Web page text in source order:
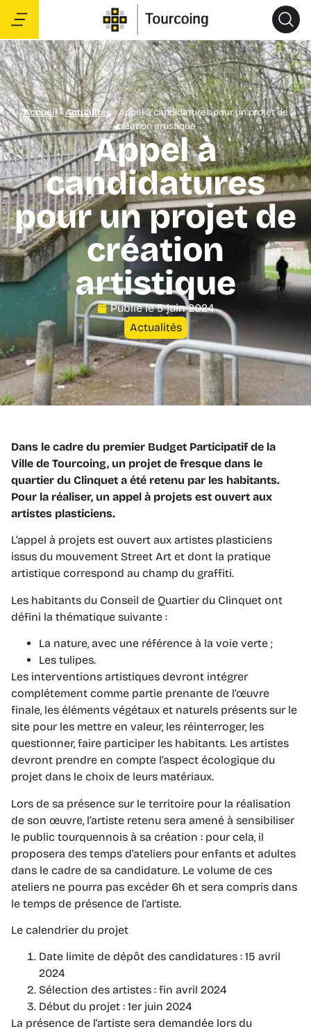
Accueil»Actualités»Appel à candidatures pour un projet de
création artistique
Appel à
candidatures
pour un projet de
création
artistique
Publié le5 juin 2024
Actualités
Dans le cadre du premier Budget Participatif de la
Ville de Tourcoing, un projet de fresque dans le
quartier du Clinquet a été retenu par les habitants.
Pour la réaliser, un appel à projets est ouvert aux
artistes plasticiens.
L’appel à projets est ouvert aux artistes plasticiens
issus du mouvement Street Art et dont la pratique
artistique correspond au champ du graffiti.
Les habitants du Conseil de Quartier du Clinquet ont
défini la thématique suivante :
La nature, avec une référence à la voie verte ;
Les tulipes.
Les interventions artistiques devront intégrer
complétement comme partie prenante de l’œuvre
finale, les éléments végétaux et naturels présents sur le
site pour les mettre en valeur, les réinterroger, les
questionner, faire participer les habitants. Les artistes
devront prendre en compte l’aspect écologique du
projet dans le choix de leurs matériaux.
Lors de sa présence sur le territoire pour la réalisation
de son œuvre, l’artiste retenu sera amené à sensibiliser
le public tourquennois à sa création : pour cela, il
proposera des temps d’ateliers pour enfants et adultes
dans le cadre de sa candidature. Le volume de ces
ateliers ne pourra pas excéder 6h et sera compris dans
le temps de présence de l’artiste.
Le calendrier du projet
Date limite de dépôt des candidatures : 15 avril
2024
Sélection des artistes : fin avril 2024
Début du projet : 1er juin 2024
La présence de l’artiste sera demandée lors du